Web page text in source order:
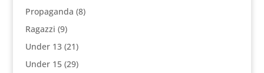
Propaganda (8)
Ragazzi (9)
Under 13(21)
Under 15(29)